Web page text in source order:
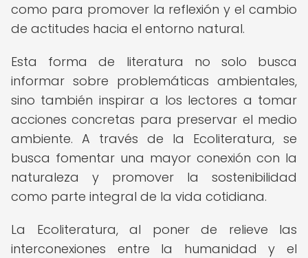
como para promover la reflexión y el cambio
de actitudes hacia el entorno natural.
Esta forma de literatura no solo busca
informar sobre problemáticas ambientales,
sino también inspirar a los lectores a tomar
acciones concretas para preservar el medio
ambiente. A través de la Ecoliteratura, se
busca fomentar una mayor conexión con la
naturaleza y promover la sostenibilidad
como parte integral de la vida cotidiana.
La Ecoliteratura, al poner de relieve las
interconexiones entre la humanidad y el